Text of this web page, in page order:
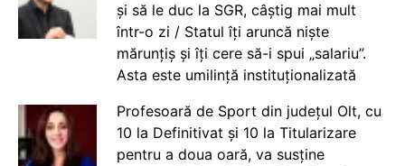
și să le duc la SGR, câștig mai mult
într-o zi / Statul îți aruncă niște
mărunțiș și îți cere să-i spui „salariu”.
Asta este umilință instituționalizată
Profesoară de Sport din județul Olt, cu
10 la Definitivat și 10 la Titularizare
pentru a doua oară, va susține